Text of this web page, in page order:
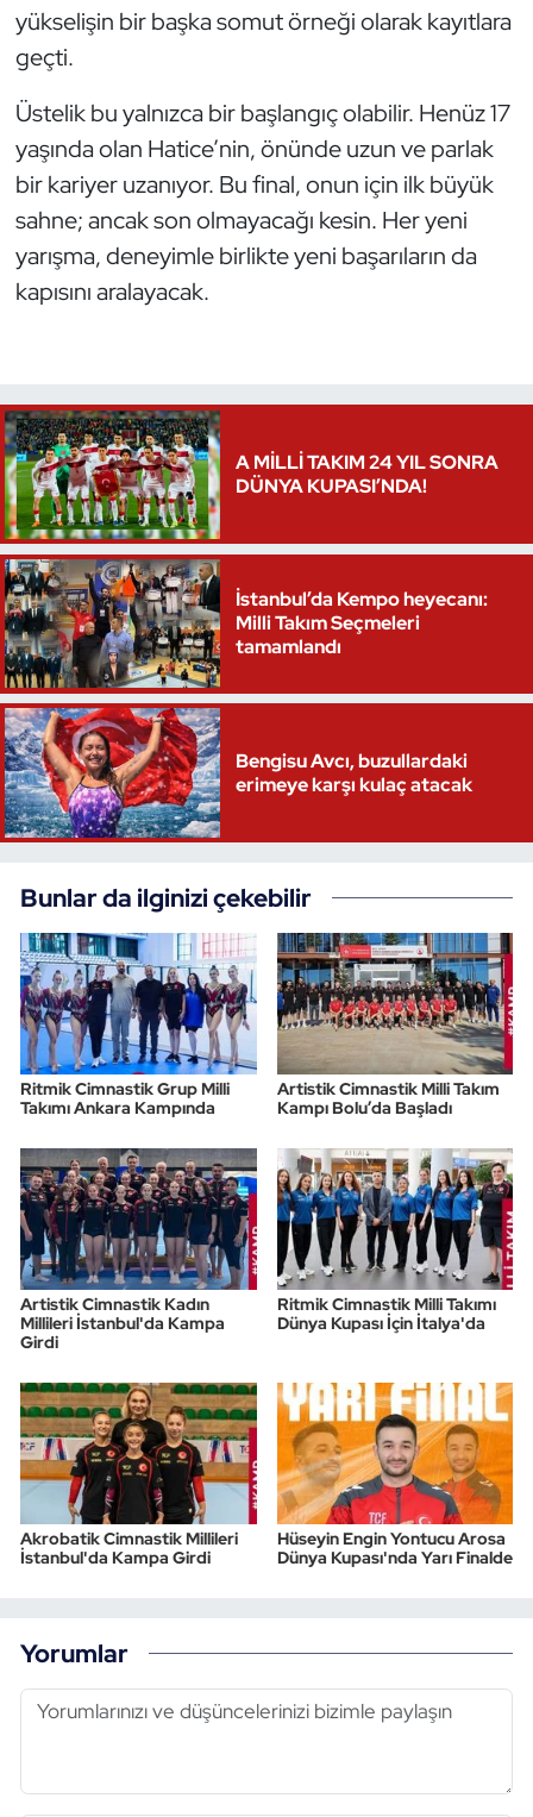
yükselişin bir başka somut örneği olarak kayıtlara
geçti.
Üstelik bu yalnızca bir başlangıç olabilir. Henüz 17
yaşında olan Hatice’nin, önünde uzun ve parlak
bir kariyer uzanıyor. Bu final, onun için ilk büyük
sahne; ancak son olmayacağı kesin. Her yeni
yarışma, deneyimle birlikte yeni başarıların da
kapısını aralayacak.
A MİLLİ TAKIM 24 YIL SONRA
DÜNYA KUPASI’NDA!
İstanbul’da Kempo heyecanı:
Milli Takım Seçmeleri
tamamlandı
Bengisu Avcı, buzullardaki
erimeye karşı kulaç atacak
Bunlar da ilginizi çekebilir
Ritmik Cimnastik Grup Milli
Takımı Ankara Kampında
Artistik Cimnastik Milli Takım
Kampı Bolu’da Başladı
Artistik Cimnastik Kadın
Millileri İstanbul'da Kampa
Girdi
Ritmik Cimnastik Milli Takımı
Dünya Kupası İçin İtalya'da
Akrobatik Cimnastik Millileri
İstanbul'da Kampa Girdi
Hüseyin Engin Yontucu Arosa
Dünya Kupası'nda Yarı Finalde
Yorumlar
Triatlon
Voleybol
Vücut Geliştirme Fitness
Wushu Kungfu
Yelken